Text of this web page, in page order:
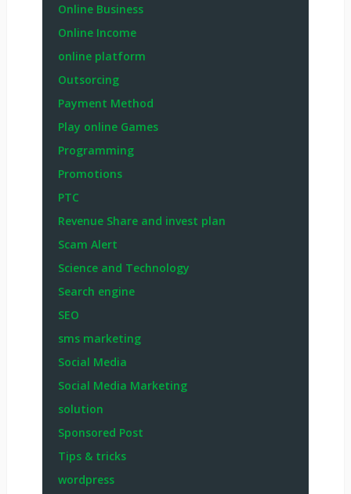
Online Business
Online Income
online platform
Outsorcing
Payment Method
Play online Games
Programming
Promotions
PTC
Revenue Share and invest plan
Scam Alert
Science and Technology
Search engine
SEO
sms marketing
Social Media
Social Media Marketing
solution
Sponsored Post
Tips & tricks
wordpress